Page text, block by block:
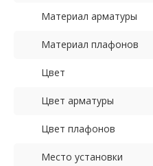
Материал арматуры
Материал плафонов
Цвет
Цвет арматуры
Цвет плафонов
Место установки